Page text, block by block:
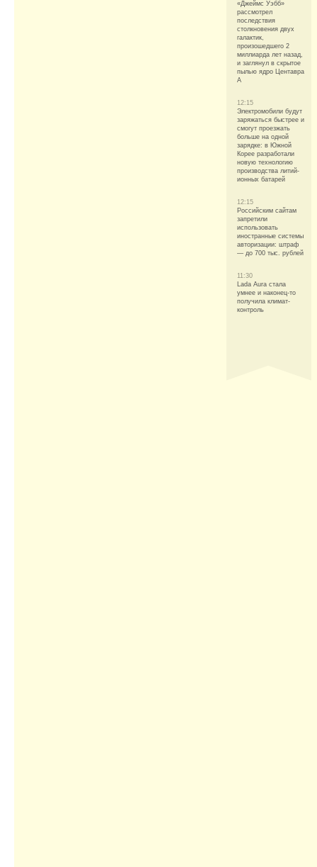
«Джеймс Уэбб»
рассмотрел
последствия
столкновения двух
галактик,
произошедшего 2
миллиарда лет назад,
и заглянул в скрытое
пылью ядро Центавра
A
12:15
Электромобили будут
заряжаться быстрее и
смогут проезжать
больше на одной
зарядке: в Южной
Корее разработали
новую технологию
производства литий-
ионных батарей
12:15
Российским сайтам
запретили
использовать
иностранные системы
авторизации: штраф
— до 700 тыс. рублей
11:30
Lada Aura стала
умнее и наконец-то
получила климат-
контроль